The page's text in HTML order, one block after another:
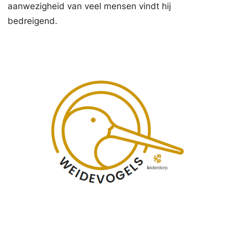
aanwezigheid van veel mensen vindt hij
bedreigend.